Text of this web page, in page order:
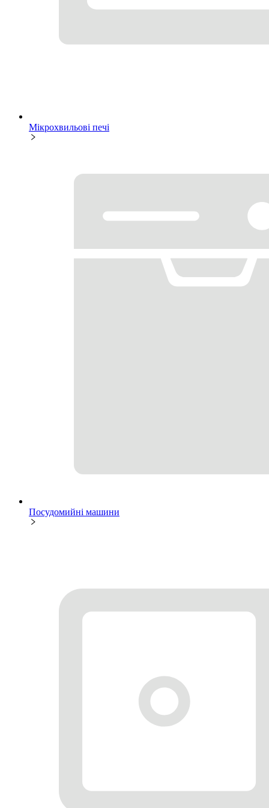
Мікрохвильові печі
Посудомийні машини